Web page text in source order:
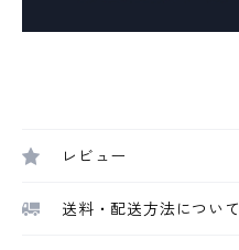
レビュー
送料・配送方法について